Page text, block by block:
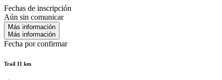
Fechas de inscripción
Aún sin comunicar
Más información
Más información
Fecha por confirmar
Trail 11 km